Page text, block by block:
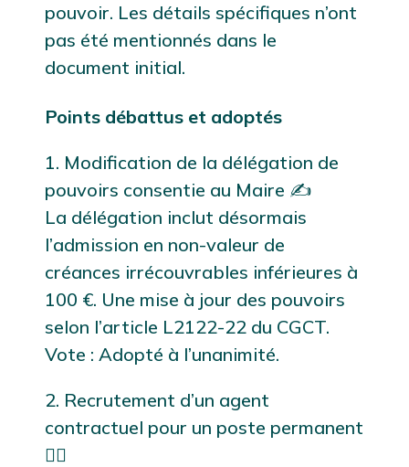
pouvoir. Les détails spécifiques n’ont
pas été mentionnés dans le
document initial.
Points débattus et adoptés
1. Modification de la délégation de
pouvoirs consentie au Maire ✍️
La délégation inclut désormais
l’admission en non-valeur de
créances irrécouvrables inférieures à
100 €. Une mise à jour des pouvoirs
selon l’article L2122-22 du CGCT.
Vote : Adopté à l’unanimité.
2. Recrutement d’un agent
contractuel pour un poste permanent
👷‍♂️